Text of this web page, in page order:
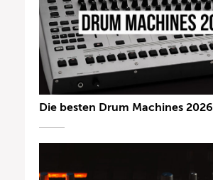
Die besten Drum Machines 2026